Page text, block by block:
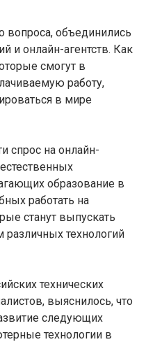
вопроса, объединились
и онлайн-агентств. Как
смогут в
работу,
в мире
спрос на онлайн-
образование в
работать на
станут выпускать
технологий
технических
выяснилось, что
следующих
технологии в